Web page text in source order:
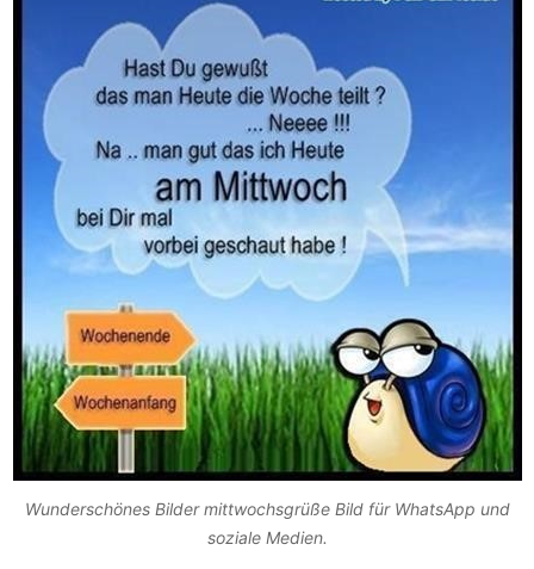
Wunderschönes Bilder mittwochsgrüße Bild für WhatsApp und
soziale Medien.